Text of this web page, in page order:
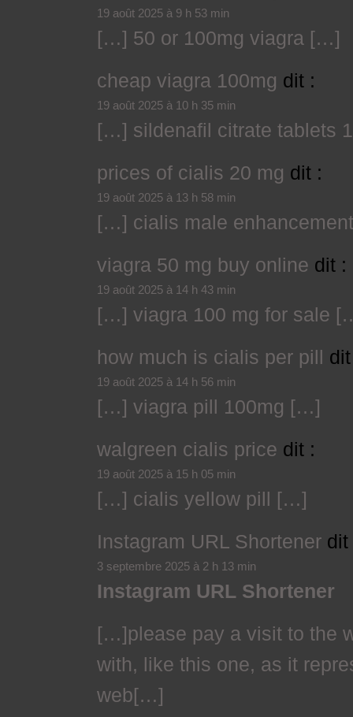
19 août 2025 à 9 h 53 min
[…] 50 or 100mg viagra […]
cheap viagra 100mg dit :
19 août 2025 à 10 h 35 min
[…] sildenafil citrate tablets
prices of cialis 20 mg dit :
19 août 2025 à 13 h 58 min
[…] cialis male
viagra 50 mg buy online dit :
19 août 2025 à 14 h 43 min
[…] viagra 100 mg for sale
how much is cialis per pill
19 août 2025 à 14 h 56 min
[…] viagra pill 100mg […]
walgreen cialis price dit :
19 août 2025 à 15 h 05 min
[…] cialis yellow pill […]
Instagram URL Shortener dit
3 septembre 2025 à 2 h 13 min
Instagram URL Shortener
[…]please pay a visit to the
with, like this one, as it
web[…]